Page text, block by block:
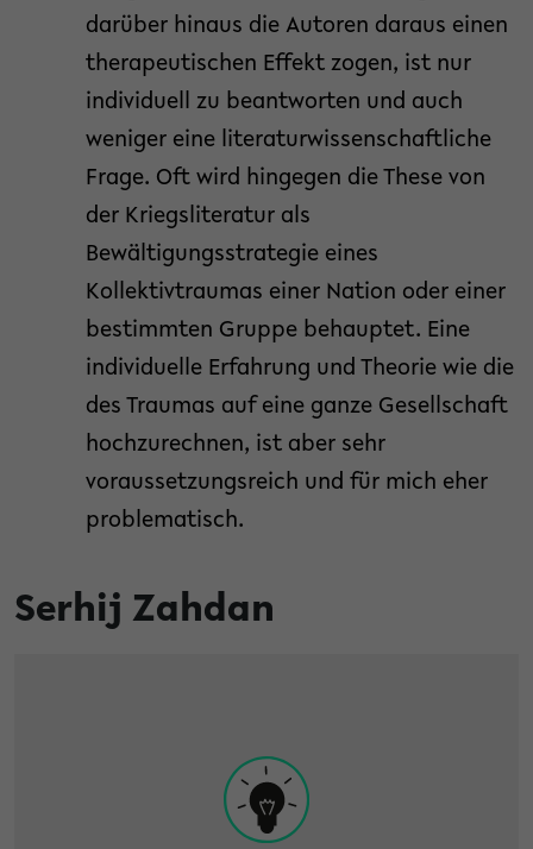
darüber hinaus die Autoren daraus einen
therapeutischen Effekt zogen, ist nur
individuell zu beantworten und auch
weniger eine literaturwissenschaftliche
Frage. Oft wird hingegen die These von
der Kriegsliteratur als
Bewältigungsstrategie eines
Kollektivtraumas einer Nation oder einer
bestimmten Gruppe behauptet. Eine
individuelle Erfahrung und Theorie wie die
des Traumas auf eine ganze Gesellschaft
hochzurechnen, ist aber sehr
voraussetzungsreich und für mich eher
problematisch.
Serhij Zahdan